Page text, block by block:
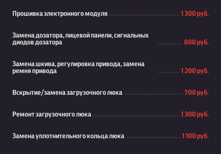
Прошивка электронного модуля 1 300 руб.
Замена дозатора, лицевой панели, сигнальных
диодов дозатора
800 руб.
Замена шкива, регулировка привода, замена
ремня привода
1 200 руб.
Вскрытие/замена загрузочного люка 700 руб.
Ремонт загрузочного люка 1 300 руб.
Замена уплотнительного кольца люка 1 100 руб.